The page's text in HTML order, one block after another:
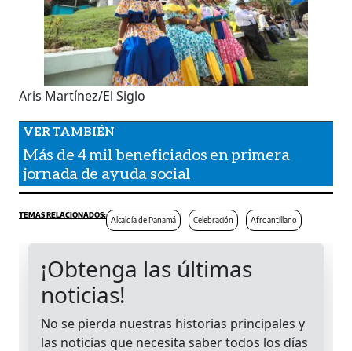
Aris Martínez/El Siglo
Más de 4 mil beneficiados en primera
jornada de ayuda social
Alcaldía de Panamá Celebración Afroantillano